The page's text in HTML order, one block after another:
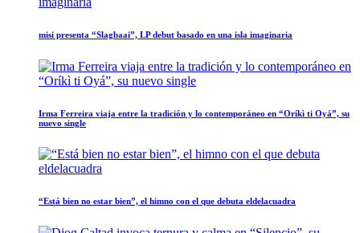
misi presenta “Slagbaai”, LP debut basado en una isla imaginaria
Irma Ferreira viaja entre la tradición y lo contemporáneo en “Oríkì ti Oyá”, su
nuevo single
“Está bien no estar bien”, el himno con el que debuta eldelacuadra